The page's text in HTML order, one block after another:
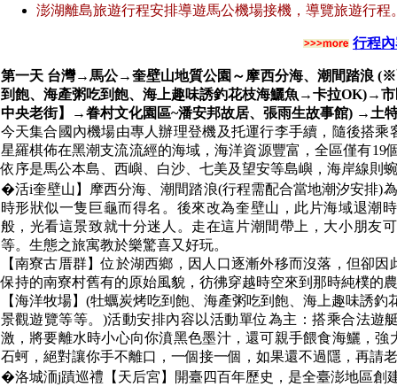
澎湖離島旅遊行程安排導遊馬公機場接機，導覽旅遊行程
行程
第一天 台灣→馬公→奎壁山地質公園～摩西分海、潮間踏浪
到飽、海產粥吃到飽、海上趣味誘釣花枝海鱺魚→卡拉OK)→
中央老街】→眷村文化園區~潘安邦故居、張雨生故事館) →土
今天集合國內機場由專人辦理登機及托運行李手續，隨後搭
星羅棋佈在黑潮支流流經的海域，海洋資源豐富，全區僅有
依序是馬公本島、西嶼、白沙、七美及望安等島嶼，海岸線則
�活i奎壁山】摩西分海、潮間踏浪(行程需配合當地潮汐安排)
時形狀似一隻巨龜而得名。後來改為奎壁山，此片海域退潮
般，光看這景致就十分迷人。走在這片潮間帶上，大小朋
等。生態之旅寓教於樂驚喜又好玩。
【南寮古厝群】位於湖西鄉，因人口逐漸外移而沒落，但卻
保持的南寮村舊有的原始風貌，彷彿穿越時空來到那時純樸的
【海洋牧場】(牡蠣炭烤吃到飽、海產粥吃到飽、海上趣味
景觀遊覽等等。)活動安排內容以活動單位為主：搭乘合法遊
激，將要離水時小心向你濆黑色墨汁，還可親手餵食海鱺，
石蚵，絕對讓你手不離口，一個接一個，如果還不過隱，再請
�洛城洏j蹟巡禮【天后宮】開臺四百年歷史，是全臺澎地區創